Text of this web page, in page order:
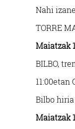
Nahi
TORRE
Maiatzak
BILBO,
11:00etan
Bilbo hiria
Maiatzak